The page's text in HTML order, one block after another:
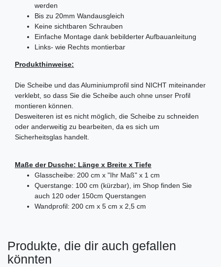
werden
Bis zu 20mm Wandausgleich
Keine sichtbaren Schrauben
Einfache Montage dank bebilderter Aufbauanleitung
Links- wie Rechts montierbar
Produkthinweise:
Die Scheibe und das Aluminiumprofil sind NICHT miteinander
verklebt, so dass Sie die Scheibe auch ohne unser Profil
montieren können.
Desweiteren ist es nicht möglich, die Scheibe zu schneiden
oder anderweitig zu bearbeiten, da es sich um
Sicherheitsglas handelt.
Maße der Dusche: Länge x Breite x Tiefe
Glasscheibe: 200 cm x "Ihr Maß" x 1 cm
Querstange: 100 cm (kürzbar), im Shop finden Sie
auch 120 oder 150cm Querstangen
Wandprofil: 200 cm x 5 cm x 2,5 cm
Produkte, die dir auch gefallen
könnten